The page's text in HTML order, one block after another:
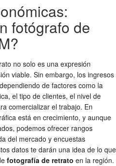
fotógrafo de
no solo es una expresión
viable. Sin embargo, los ingresos
de factores como la
el tipo de clientes, el nivel de
comercializar el trabajo. En
está en crecimiento, y aunque
podemos ofrecer rangos
del mercado y encuestas
datos te darán una idea de lo que
fotografía de retrato en la región.